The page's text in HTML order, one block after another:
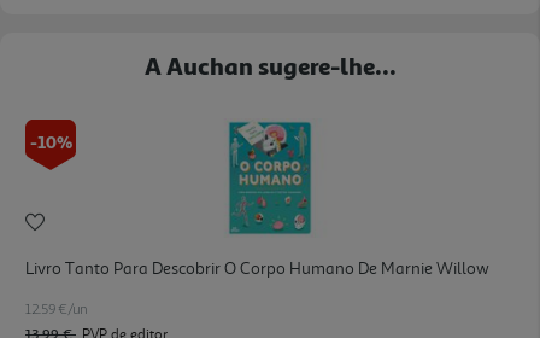
A Auchan sugere-lhe...
-10%
Livro Tanto Para Descobrir O Corpo Humano De Marnie Willow
12.59 €/un
13,99 €